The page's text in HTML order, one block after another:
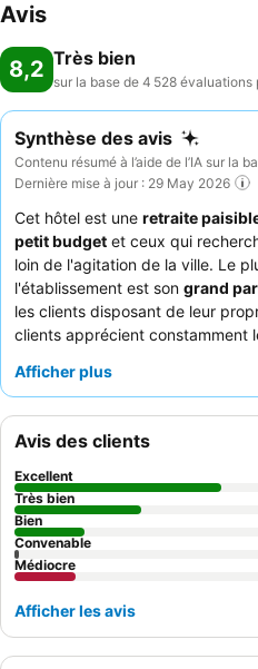
Avis
8,2 Très bien
sur la base de 4 528
Synthèse des avis
Contenu résumé à l’aide de l’IA sur la
Dernière mise à jour : 29 May 2026
Cet hôtel est une retraite
petit budget et ceux qui
loin de l'agitation de la ville. Le
l'établissement est son grand
les clients disposant de leur
clients apprécient constamment
mélange de plats américains et
éloignée des couloirs principaux
sonores.
Afficher plus
Avis des clients
Excellent
Très bien
Bien
Convenable
Médiocre
Afficher les avis